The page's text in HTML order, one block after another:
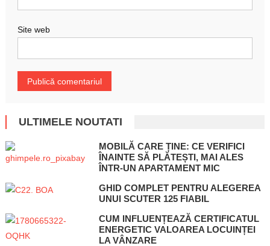
Site web
ULTIMELE NOUTATI
MOBILĂ CARE ȚINE: CE VERIFICI
ÎNAINTE SĂ PLĂTEȘTI, MAI ALES
ÎNTR-UN APARTAMENT MIC
GHID COMPLET PENTRU ALEGEREA
UNUI SCUTER 125 FIABIL
CUM INFLUENȚEAZĂ CERTIFICATUL
ENERGETIC VALOAREA LOCUINȚEI
LA VÂNZARE